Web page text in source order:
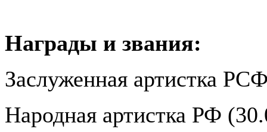
Награды и звания:
Заслуженная артистка
Народная артистка РФ